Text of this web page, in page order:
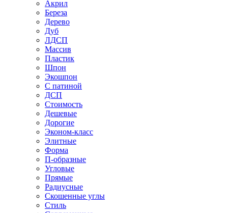
Акрил
Береза
Дерево
Дуб
ЛДСП
Массив
Пластик
Шпон
Экошпон
С патиной
ДСП
Стоимость
Дешевые
Дорогие
Эконом-класс
Элитные
Форма
П-образные
Угловые
Прямые
Радиусные
Скошенные углы
Стиль